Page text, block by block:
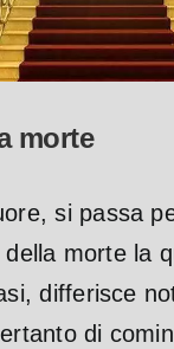
morte
si passa
morte la
differisce
di